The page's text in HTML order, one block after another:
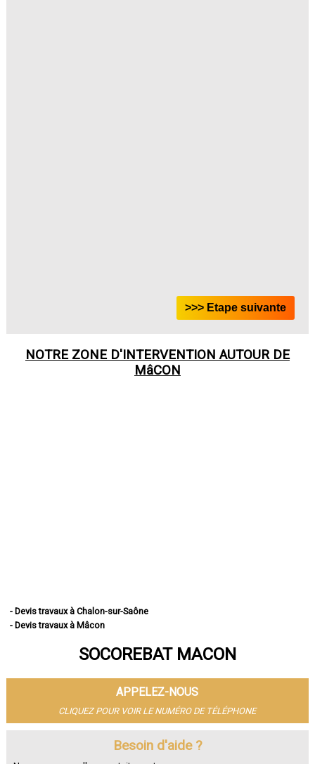
NOTRE ZONE D'INTERVENTION AUTOUR DE
MâCON
- Devis travaux à Chalon-sur-Saône
- Devis travaux à Mâcon
- Devis travaux à Montceau-les-Mines
- Devis travaux à Paray-le-Monial
- Devis travaux à Saint-Vallier
- Devis travaux à Digoin
- Devis travaux à Gueugnon
SOCOREBAT MACON
APPELEZ-NOUS
CLIQUEZ POUR VOIR LE NUMÉRO DE TÉLÉPHONE
Besoin d'aide ?